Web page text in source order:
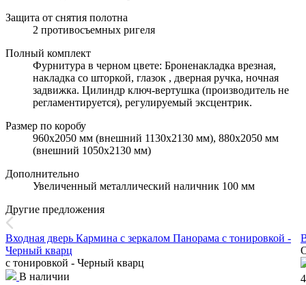
Защита от снятия полотна
2 противосъемных ригеля
Полный комплект
Фурнитура в черном цвете: Броненакладка врезная,
накладка со шторкой, глазок , дверная ручка, ночная
задвижка. Цилиндр ключ-вертушка (производитель не
регламентируется), регулируемый эксцентрик.
Размер по коробу
960х2050 мм (внешний 1130х2130 мм), 880х2050 мм
(внешний 1050х2130 мм)
Дополнительно
Увеличенный металлический наличник 100 мм
Другие предложения
Входная дверь Кармина с зеркалом Панорама с тонировкой -
Черный кварц
с тонировкой - Черный кварц
В наличии